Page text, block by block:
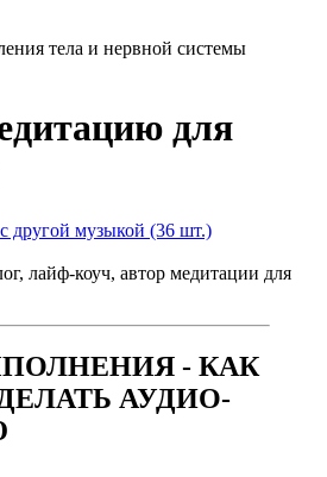
тела и нервной системы
для
другой музыкой (36 шт.)
лайф-коуч, автор медитации для
- КАК
АУДИО-